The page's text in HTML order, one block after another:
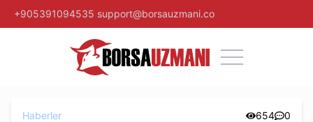
+905391094535 support@borsauzmani.co
Haberler 654 0